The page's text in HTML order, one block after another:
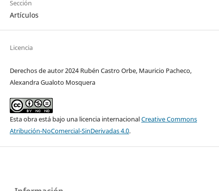
Sección
Artículos
Licencia
Derechos de autor 2024 Rubén Castro Orbe, Mauricio Pacheco,
Alexandra Gualoto Mosquera
Esta obra está bajo una licencia internacionalCreative Commons
Atribución-NoComercial-SinDerivadas 4.0.